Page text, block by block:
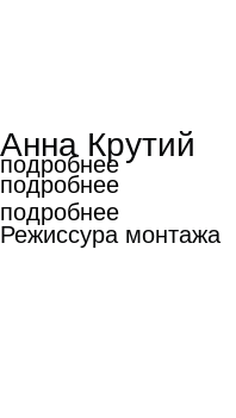
подробнее
подробнее
подробнее
Анна Крутий
Режиссура монтажа